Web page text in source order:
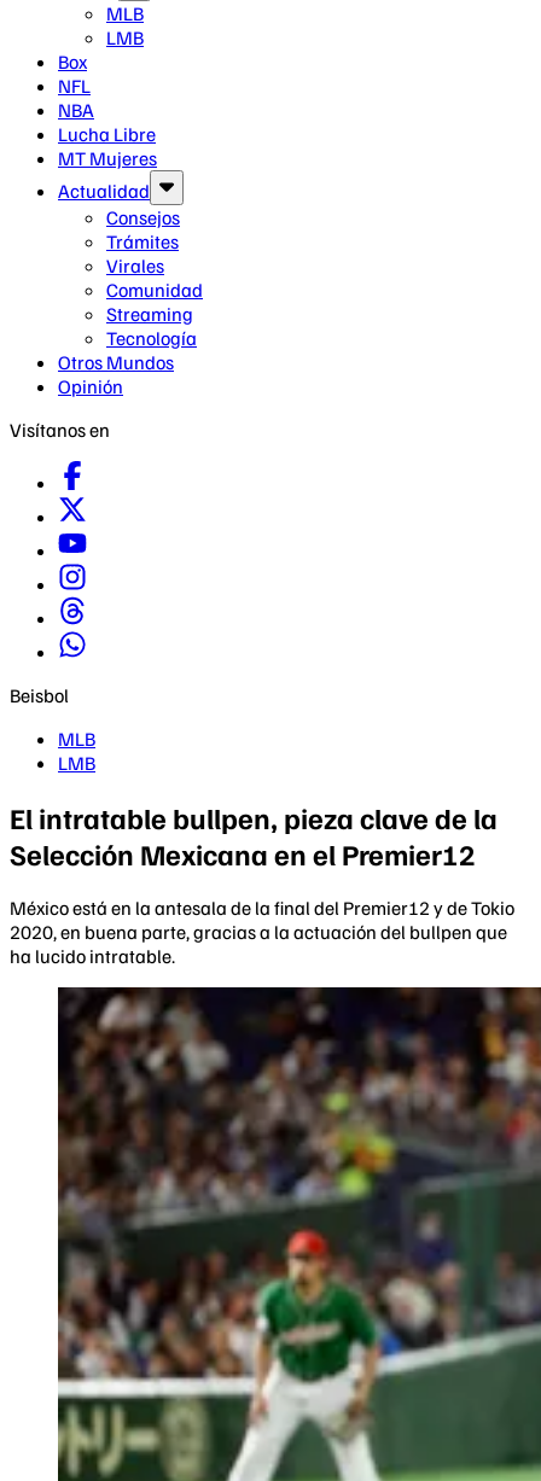
MLB
LMB
Box
NFL
NBA
Lucha Libre
MT Mujeres
Actualidad
Consejos
Trámites
Virales
Comunidad
Streaming
Tecnología
Otros Mundos
Opinión
Visítanos en
Beisbol
MLB
LMB
El intratable bullpen, pieza clave de la
Selección Mexicana en el Premier12
México está en la antesala de la final del Premier12 y de Tokio
2020, en buena parte, gracias a la actuación del bullpen que
ha lucido intratable.